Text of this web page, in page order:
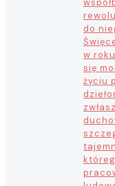
do
w
się
życiu